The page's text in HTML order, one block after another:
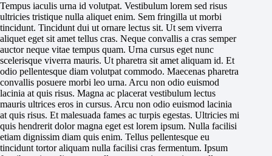
Tempus iaculis urna id volutpat. Vestibulum lorem sed risus
ultricies tristique nulla aliquet enim. Sem fringilla ut morbi
tincidunt. Tincidunt dui ut ornare lectus sit. Ut sem viverra
aliquet eget sit amet tellus cras. Neque convallis a cras semper
auctor neque vitae tempus quam. Urna cursus eget nunc
scelerisque viverra mauris. Ut pharetra sit amet aliquam id. Et
odio pellentesque diam volutpat commodo. Maecenas pharetra
convallis posuere morbi leo urna. Arcu non odio euismod
lacinia at quis risus. Magna ac placerat vestibulum lectus
mauris ultrices eros in cursus. Arcu non odio euismod lacinia
at quis risus. Et malesuada fames ac turpis egestas. Ultricies mi
quis hendrerit dolor magna eget est lorem ipsum. Nulla facilisi
etiam dignissim diam quis enim. Tellus pellentesque eu
tincidunt tortor aliquam nulla facilisi cras fermentum. Ipsum